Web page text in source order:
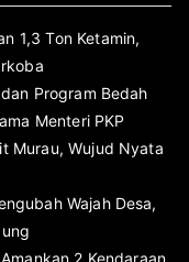
1,3 Ton Ketamin,
Program Bedah
Menteri PKP
Murau, Wujud Nyata
Wajah Desa,
2 Kendaraan